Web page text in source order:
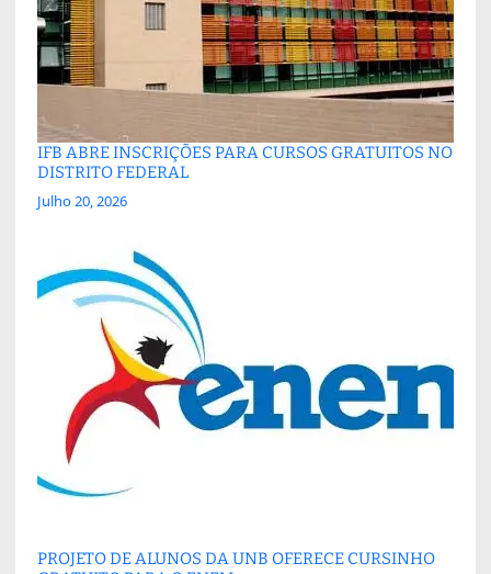
IFB ABRE INSCRIÇÕES PARA CURSOS GRATUITOS NO
DISTRITO FEDERAL
Julho 20, 2026
PROJETO DE ALUNOS DA UNB OFERECE CURSINHO